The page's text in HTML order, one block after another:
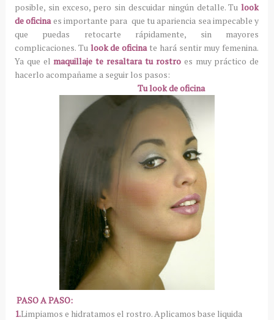
posible, sin exceso, pero sin descuidar ningún detalle. Tu look
de oficinaes importante para que tu apariencia sea impecable y
que puedas retocarte rápidamente, sin mayores
complicaciones. Tu look de oficinate hará sentir muy femenina.
Ya que el maquillaje te resaltara tu rostroes muy práctico de
hacerlo acompañame a seguir los pasos:
Tu look de oficina
PASO A PASO:
1.Limpiamos e hidratamos el rostro. Aplicamos base liquida